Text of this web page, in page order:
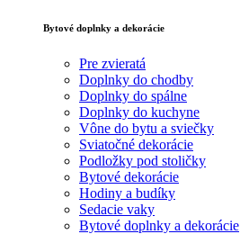
Bytové doplnky a dekorácie
Pre zvieratá
Doplnky do chodby
Doplnky do spálne
Doplnky do kuchyne
Vône do bytu a sviečky
Sviatočné dekorácie
Podložky pod stoličky
Bytové dekorácie
Hodiny a budíky
Sedacie vaky
Bytové doplnky a dekorácie